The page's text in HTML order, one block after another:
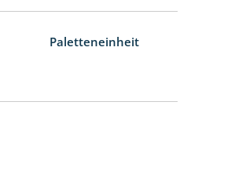
Paletteneinheit